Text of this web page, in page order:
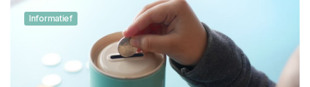
Informatief